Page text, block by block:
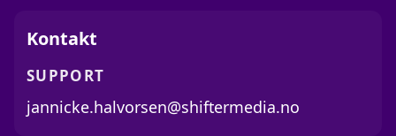
Kontakt
SUPPORT
jannicke.halvorsen@shiftermedia.no